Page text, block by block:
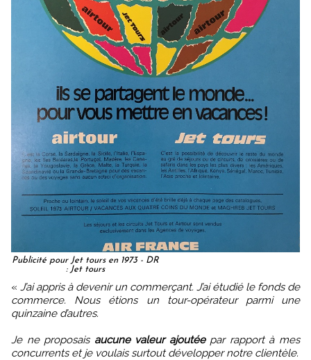
Publicité pour Jet tours en 1973 - DR
: Jet tours
« J’ai appris à devenir un commerçant. J’ai étudié le fonds de
commerce. Nous étions un tour-opérateur parmi une
quinzaine d’autres.
Je ne proposais aucune valeur ajoutéepar rapport à mes
concurrents et je voulais surtout développer notre clientèle.